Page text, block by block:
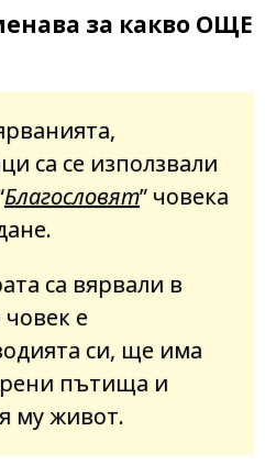
за какво ОЩЕ
са се използвали
Благословят” човека
са вярвали в
е
си, ще има
пътища и
му живот.